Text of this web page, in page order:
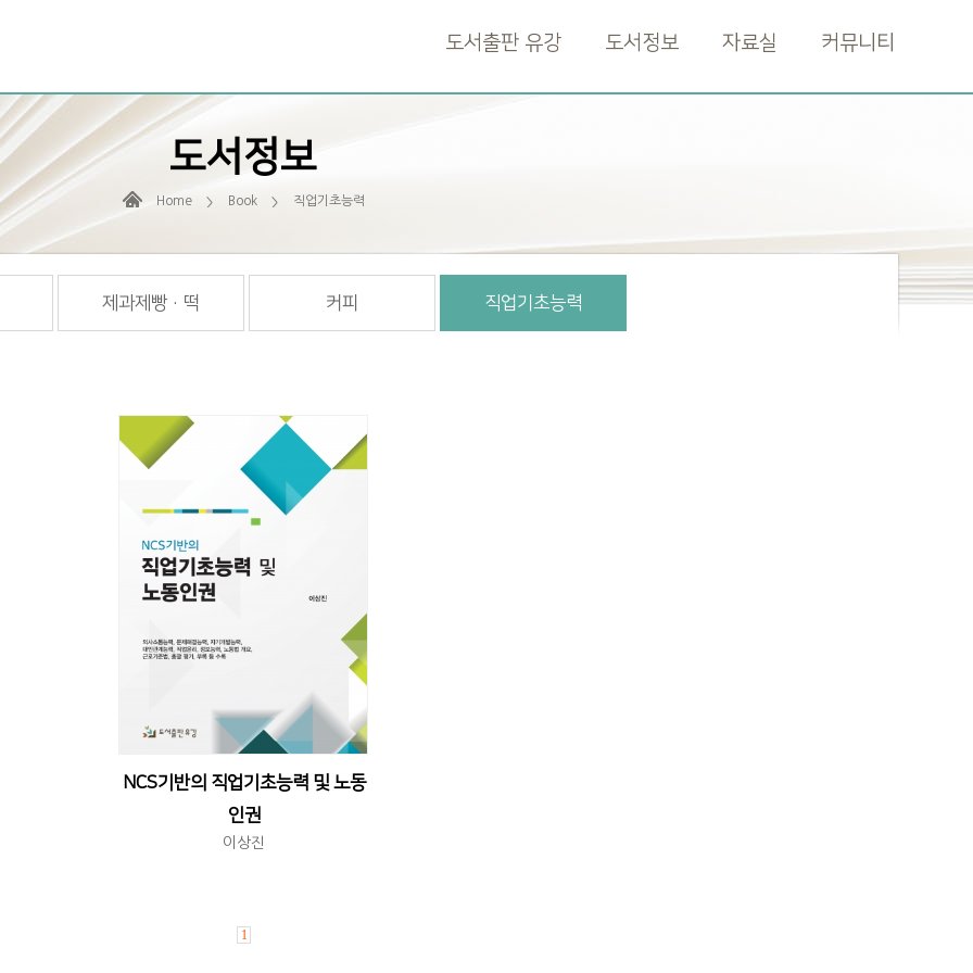
커뮤니티
자료실
도서정보
도서출판 유강
도서정보
Home Book 직업기초능력
제과제빵 · 떡 커피 직업기초능력
NCS기반의 직업기초능력 및 노동
인권
이상진
1